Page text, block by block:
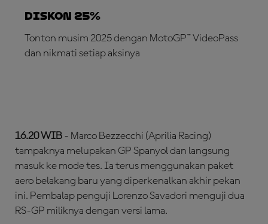
DISKON 25%
Tonton musim 2025 dengan MotoGP™ VideoPass
dan nikmati setiap aksinya
16.20 WIB - Marco Bezzecchi (Aprilia Racing)
tampaknya melupakan GP Spanyol dan langsung
masuk ke mode tes. Ia terus menggunakan paket
aero belakang baru yang diperkenalkan akhir pekan
ini. Pembalap penguji Lorenzo Savadori menguji dua
RS-GP miliknya dengan versi lama.